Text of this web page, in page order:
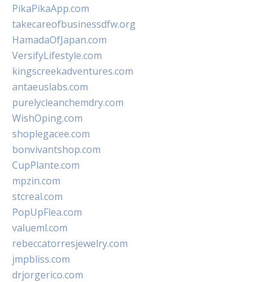
PikaPikaApp.com
takecareofbusinessdfw.org
HamadaOfJapan.com
VersifyLifestyle.com
kingscreekadventures.com
antaeuslabs.com
purelycleanchemdry.com
WishOping.com
shoplegacee.com
bonvivantshop.com
CupPlante.com
mpzin.com
stcreal.com
PopUpFlea.com
valueml.com
rebeccatorresjewelry.com
jmpbliss.com
drjorgerico.com